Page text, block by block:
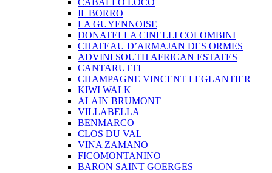
CABALLO LOCO
IL BORRO
LA GUYENNOISE
DONATELLA CINELLI COLOMBINI
CHATEAU D’ARMAJAN DES ORMES
ADVINI SOUTH AFRICAN ESTATES
CANTARUTTI
CHAMPAGNE VINCENT LEGLANTIER
KIWI WALK
ALAIN BRUMONT
VILLABELLA
BENMARCO
CLOS DU VAL
VINA ZAMANO
FICOMONTANINO
BARON SAINT GOERGES